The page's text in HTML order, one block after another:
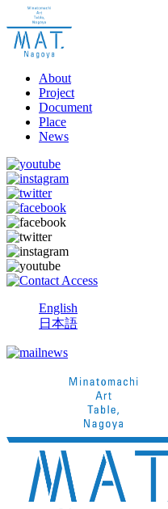
About
Project
Document
Place
News
English
日本語